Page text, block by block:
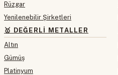
Rüzgar
Yenilenebilir Şirketleri
🥇 DEĞERLI METALLER
Altın
Gümüş
Platinyum